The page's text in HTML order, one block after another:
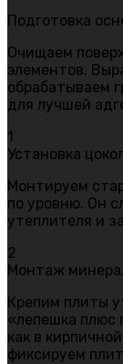
Подготовка
Очищаем
элементов.
обрабатываем
для лучшей
1
Установка
Монтируем
по уровню. Он
утеплителя и
2
Монтаж
Крепим плиты
«лепешка плюс
как в
фиксируем